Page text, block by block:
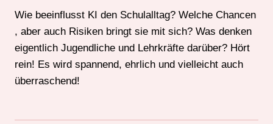
Wie beeinflusst KI den Schulalltag? Welche Chancen
, aber auch Risiken bringt sie mit sich? Was denken
eigentlich Jugendliche und Lehrkräfte darüber? Hört
rein! Es wird spannend, ehrlich und vielleicht auch
überraschend!